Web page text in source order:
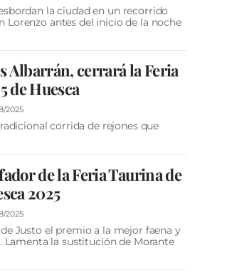
la ciudad en un recorrido
Lorenzo antes del inicio de la noche
Albarrán, cerrará la Feria
de Huesca
2025
corrida de rejones que
de la Feria Taurina de
2025
2025
Justo el premio a la mejor faena y
Lamenta la sustitución de Morante